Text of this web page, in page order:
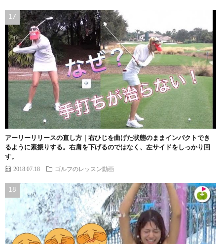
アーリーリリースの直し方｜右ひじを曲げた状態のままインパクトでき
るように素振りする。右肩を下げるのではなく、左サイドをしっかり回
す。
2018.07.18 ゴルフのレッスン動画